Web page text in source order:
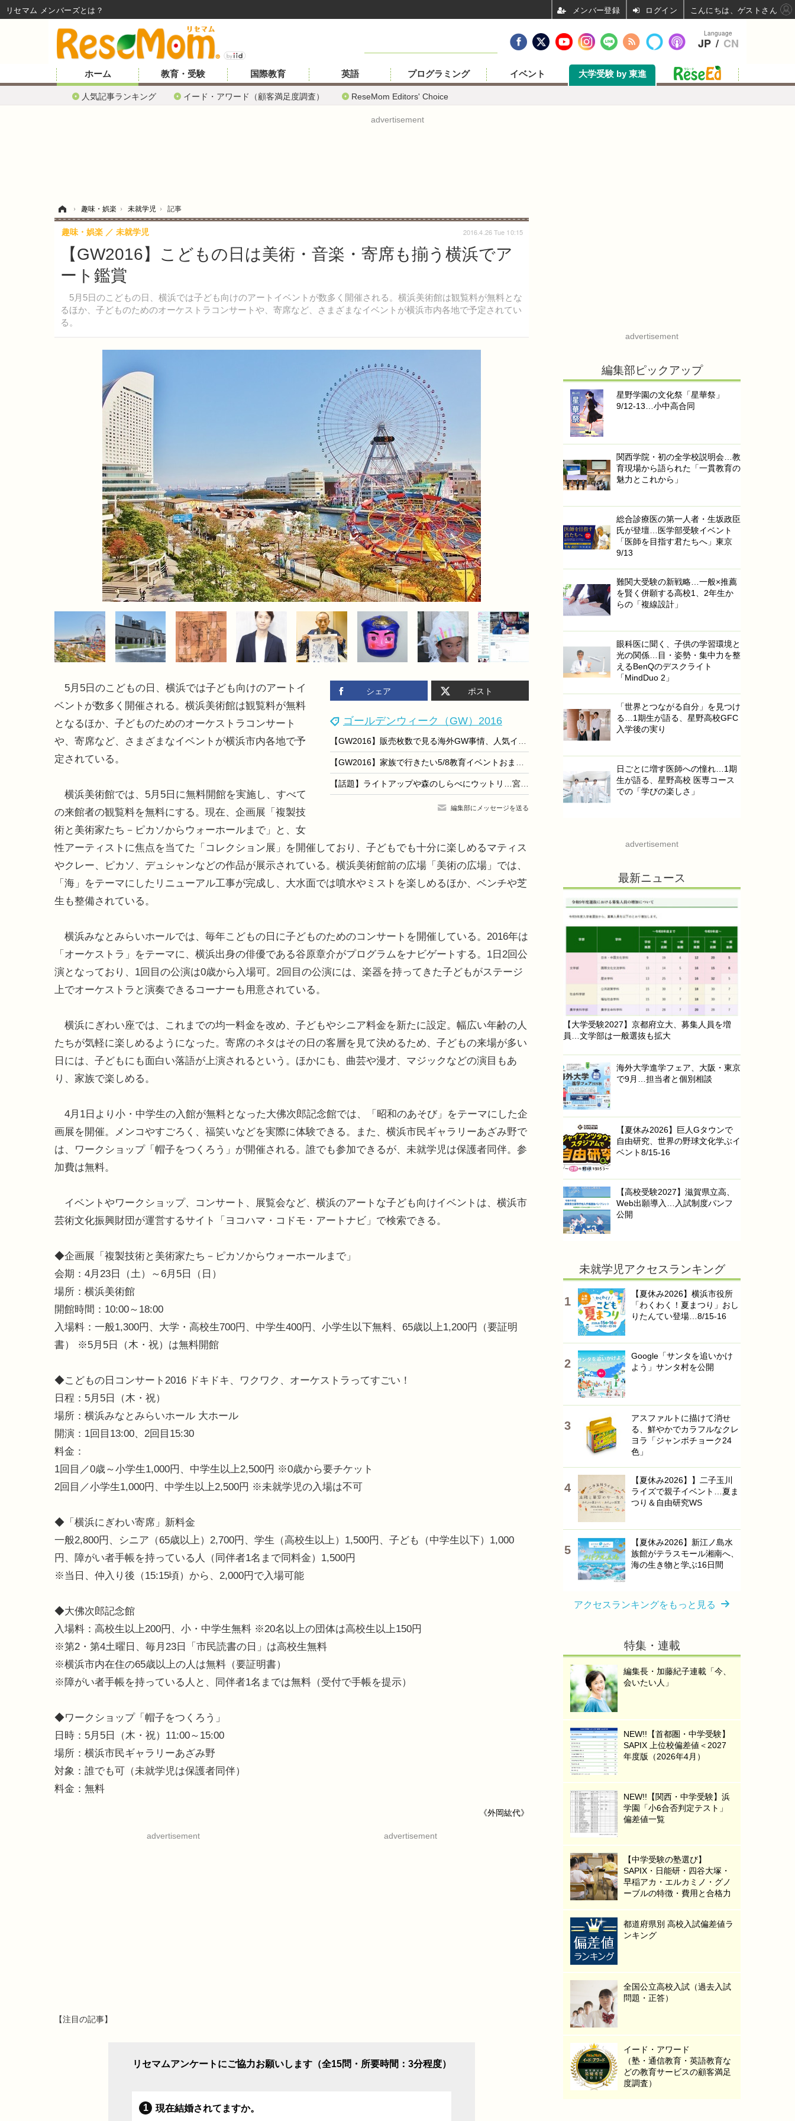
ホーム
人気記事ランキング イード・アワード（顧客満足度調査） ReseMom Editors' Choice
教育・受験 国際教育 英語 プログラミング イベント 大学受験 by 東進
advertisement
› 趣味・娯楽 › 未就学児 › 記事
【GW2016】こどもの日は美術・音楽・寄席も揃う横浜でア
ート鑑賞
5月5日のこどもの日、横浜では子ども向けのアートイベントが数多く開催される。横浜美術館は観覧料が無料とな
るほか、子どものためのオーケストラコンサートや、寄席など、さまざまなイベントが横浜市内各地で予定されてい
る。
趣味・娯楽 未就学児 2016.4.26 Tue 10:15
シェア ポスト
ゴールデンウィーク（GW）2016
【GW2016】販売枚数で見る海外GW事情、人気イベントランキング
【GW2016】家族で行きたい5/8教育イベントおまとめ便
【話題】ライトアップや森のしらべにウットリ…宮沢賢治童話村が人気
編集部にメッセージを送る
5月5日のこどもの日、横浜では子ども向けのアートイ
ベントが数多く開催される。横浜美術館は観覧料が無料
となるほか、子どものためのオーケストラコンサート
や、寄席など、さまざまなイベントが横浜市内各地で予
定されている。
横浜美術館では、5月5日に無料開館を実施し、すべて
の来館者の観覧料を無料にする。現在、企画展「複製技
術と美術家たち－ピカソからウォーホールまで」と、女
性アーティストに焦点を当てた「コレクション展」を開催しており、子どもでも十分に楽しめるマティス
やクレー、ピカソ、デュシャンなどの作品が展示されている。横浜美術館前の広場「美術の広場」では、
「海」をテーマにしたリニューアル工事が完成し、大水面では噴水やミストを楽しめるほか、ベンチや芝
生も整備されている。
横浜みなとみらいホールでは、毎年こどもの日に子どものためのコンサートを開催している。2016年は
「オーケストラ」をテーマに、横浜出身の俳優である谷原章介がプログラムをナビゲートする。1日2回公
演となっており、1回目の公演は0歳から入場可。2回目の公演には、楽器を持ってきた子どもがステージ
上でオーケストラと演奏できるコーナーも用意されている。
横浜にぎわい座では、これまでの均一料金を改め、子どもやシニア料金を新たに設定。幅広い年齢の人
たちが気軽に楽しめるようになった。寄席のネタはその日の客層を見て決めるため、子どもの来場が多い
日には、子どもにも面白い落語が上演されるという。ほかにも、曲芸や漫才、マジックなどの演目もあ
り、家族で楽しめる。
4月1日より小・中学生の入館が無料となった大佛次郎記念館では、「昭和のあそび」をテーマにした企
画展を開催。メンコやすごろく、福笑いなどを実際に体験できる。また、横浜市民ギャラリーあざみ野で
は、ワークショップ「帽子をつくろう」が開催される。誰でも参加できるが、未就学児は保護者同伴。参
加費は無料。
イベントやワークショップ、コンサート、展覧会など、横浜のアートな子ども向けイベントは、横浜市
芸術文化振興財団が運営するサイト「ヨコハマ・コドモ・アートナビ」で検索できる。
◆企画展「複製技術と美術家たち－ピカソからウォーホールまで」
会期：4月23日（土）～6月5日（日）
場所：横浜美術館
開館時間：10:00～18:00
入場料：一般1,300円、大学・高校生700円、中学生400円、小学生以下無料、65歳以上1,200円（要証明
書） ※5月5日（木・祝）は無料開館
◆こどもの日コンサート2016 ドキドキ、ワクワク、オーケストラってすごい！
日程：5月5日（木・祝）
場所：横浜みなとみらいホール 大ホール
開演：1回目13:00、2回目15:30
料金：
1回目／0歳～小学生1,000円、中学生以上2,500円 ※0歳から要チケット
2回目／小学生1,000円、中学生以上2,500円 ※未就学児の入場は不可
◆「横浜にぎわい寄席」新料金
一般2,800円、シニア（65歳以上）2,700円、学生（高校生以上）1,500円、子ども（中学生以下）1,000
円、障がい者手帳を持っている人（同伴者1名まで同料金）1,500円
※当日、仲入り後（15:15頃）から、2,000円で入場可能
◆大佛次郎記念館
入場料：高校生以上200円、小・中学生無料 ※20名以上の団体は高校生以上150円
※第2・第4土曜日、毎月23日「市民読書の日」は高校生無料
※横浜市内在住の65歳以上の人は無料（要証明書）
※障がい者手帳を持っている人と、同伴者1名までは無料（受付で手帳を提示）
◆ワークショップ「帽子をつくろう」
日時：5月5日（木・祝）11:00～15:00
場所：横浜市民ギャラリーあざみ野
対象：誰でも可（未就学児は保護者同伴）
料金：無料
《外岡紘代》
advertisement advertisement
【注目の記事】
リセマムアンケートにご協力お願いします（全15問・所要時間：3分程度）
現在結婚されてますか。
advertisement
編集部ピックアップ
星野学園の文化祭「星華祭」
9/12-13…小中高合同
関西学院・初の全学校説明会…教
育現場から語られた「一貫教育の
魅力とこれから」
総合診療医の第一人者・生坂政臣
氏が登壇…医学部受験イベント
「医師を目指す君たちへ」東京
9/13
難関大受験の新戦略…一般×推薦
を賢く併願する高校1、2年生か
らの「複線設計」
眼科医に聞く、子供の学習環境と
光の関係…目・姿勢・集中力を整
えるBenQのデスクライト
「MindDuo 2」
「世界とつながる自分」を見つけ
る…1期生が語る、星野高校GFC
入学後の実り
日ごとに増す医師への憧れ…1期
生が語る、星野高校 医専コース
での「学びの楽しさ」
advertisement
最新ニュース
【大学受験2027】京都府立大、募集人員を増
員…文学部は一般選抜も拡大
海外大学進学フェア、大阪・東京
で9月…担当者と個別相談
【夏休み2026】巨人Gタウンで
自由研究、世界の野球文化学ぶイ
ベント8/15-16
【高校受験2027】滋賀県立高、
Web出願導入…入試制度パンフ
公開
未就学児アクセスランキング
【夏休み2026】横浜市役所
「わくわく！夏まつり」おし
りたんてい登場…8/15-16
Google「サンタを追いかけ
よう」サンタ村を公開
アスファルトに描けて消せ
る、鮮やかでカラフルなクレ
ヨラ「ジャンボチョーク24
色」
【夏休み2026】】二子玉川
ライズで親子イベント…夏ま
つり＆自由研究WS
【夏休み2026】新江ノ島水
族館がテラスモール湘南へ、
海の生き物と学ぶ16日間
アクセスランキングをもっと見る
特集・連載
編集長・加藤紀子連載「今、
会いたい人」
NEW!!【首都圏・中学受験】
SAPIX 上位校偏差値＜2027
年度版（2026年4月）
NEW!!【関西・中学受験】浜
学園「小6合否判定テスト」
偏差値一覧
【中学受験の塾選び】
SAPIX・日能研・四谷大塚・
早稲アカ・エルカミノ・グノ
ーブルの特徴・費用と合格力
都道府県別 高校入試偏差値ラ
ンキング
全国公立高校入試（過去入試
問題・正答）
イード・アワード
（塾・通信教育・英語教育な
どの教育サービスの顧客満足
度調査）
Language
JP / CN
リセマム メンバーズ ログイン こんにちは、ゲストさん